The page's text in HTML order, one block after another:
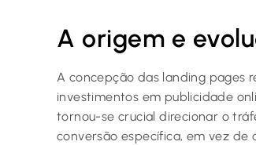
A origem e
A concepção das landing pages
investimentos em publicidade
tornou-se crucial direcionar o
conversão específica, em vez de